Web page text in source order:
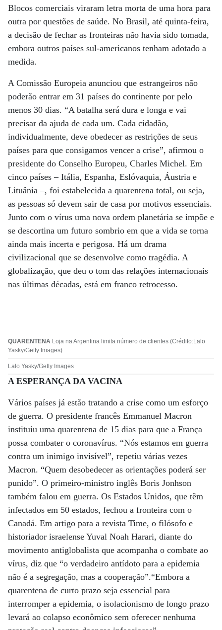
Blocos comerciais viraram letra morta de uma hora para
outra por questões de saúde. No Brasil, até quinta-feira,
a decisão de fechar as fronteiras não havia sido tomada,
embora outros países sul-americanos tenham adotado a
medida.
A Comissão Europeia anunciou que estrangeiros não
poderão entrar em 31 países do continente por pelo
menos 30 dias. “A batalha será dura e longa e vai
precisar da ajuda de cada um. Cada cidadão,
individualmente, deve obedecer as restrições de seus
países para que consigamos vencer a crise”, afirmou o
presidente do Conselho Europeu, Charles Michel. Em
cinco países – Itália, Espanha, Eslóvaquia, Áustria e
Lituânia –, foi estabelecida a quarentena total, ou seja,
as pessoas só devem sair de casa por motivos essenciais.
Junto com o vírus uma nova ordem planetária se impõe e
se descortina um futuro sombrio em que a vida se torna
ainda mais incerta e perigosa. Há um drama
civilizacional que se desenvolve como tragédia. A
globalização, que deu o tom das relações internacionais
nas últimas décadas, está em franco retrocesso.
QUARENTENA Loja na Argentina limita número de clientes (Crédito:Lalo
Yasky/Getty Images)
Lalo Yasky/Getty Images
A ESPERANÇA DA VACINA
Vários países já estão tratando a crise como um esforço
de guerra. O presidente francês Emmanuel Macron
instituiu uma quarentena de 15 dias para que a França
possa combater o coronavírus. “Nós estamos em guerra
contra um inimigo invisível”, repetiu várias vezes
Macron. “Quem desobedecer as orientações poderá ser
punido”. O primeiro-ministro inglês Boris Jonhson
também falou em guerra. Os Estados Unidos, que têm
infectados em 50 estados, fechou a fronteira com o
Canadá. Em artigo para a revista Time, o filósofo e
historiador israelense Yuval Noah Harari, diante do
movimento antiglobalista que acompanha o combate ao
vírus, diz que “o verdadeiro antídoto para a epidemia
não é a segregação, mas a cooperação”.“Embora a
quarentena de curto prazo seja essencial para
interromper a epidemia, o isolacionismo de longo prazo
levará ao colapso econômico sem oferecer nenhuma